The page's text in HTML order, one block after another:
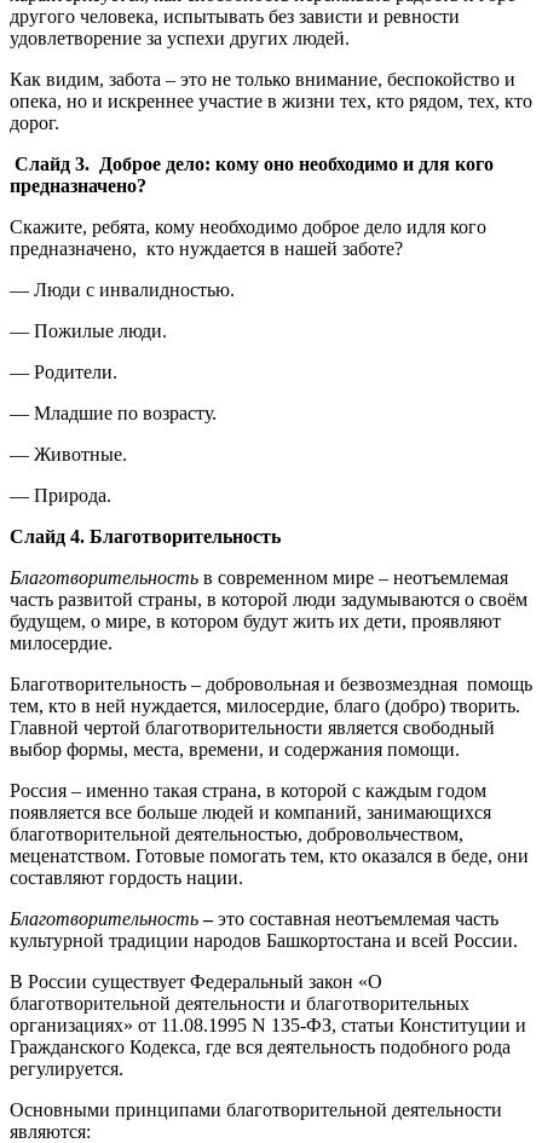
другого человека, испытывать без зависти и ревности
удовлетворение за успехи других людей.
Как видим, забота – это не только внимание, беспокойство и
опека, но и искреннее участие в жизни тех, кто рядом, тех, кто
дорог.
Слайд 3. Доброе дело: кому оно необходимо и для кого
предназначено?
Скажите, ребята, кому необходимо доброе дело идля кого
предназначено, кто нуждается в нашей заботе?
— Люди с инвалидностью.
— Пожилые люди.
— Родители.
— Младшие по возрасту.
— Животные.
— Природа.
Слайд 4. Благотворительность
Благотворительность в современном мире – неотъемлемая
часть развитой страны, в которой люди задумываются о своём
будущем, о мире, в котором будут жить их дети, проявляют
милосердие.
Благотворительность – добровольная и безвозмездная помощь
тем, кто в ней нуждается, милосердие, благо (добро) творить.
Главной чертой благотворительности является свободный
выбор формы, места, времени, и содержания помощи.
Россия – именно такая страна, в которой с каждым годом
появляется все больше людей и компаний, занимающихся
благотворительной деятельностью, добровольчеством,
меценатством. Готовые помогать тем, кто оказался в беде, они
составляют гордость нации.
Благотворительность–это составная неотъемлемая часть
культурной традиции народов Башкортостана и всей России.
В России существует Федеральный закон «О
благотворительной деятельности и благотворительных
организациях» от 11.08.1995 N 135-ФЗ, статьи Конституции и
Гражданского Кодекса, где вся деятельность подобного рода
регулируется.
Основными принципами благотворительной деятельности
являются: